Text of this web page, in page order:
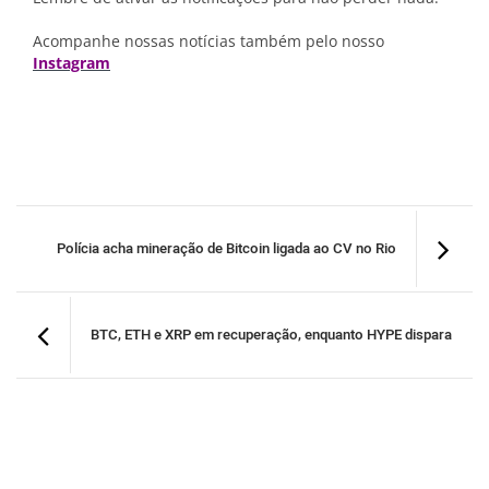
Acompanhe nossas notícias também pelo nosso
Instagram
Polícia acha mineração de Bitcoin ligada ao CV no Rio
BTC, ETH e XRP em recuperação, enquanto HYPE dispara